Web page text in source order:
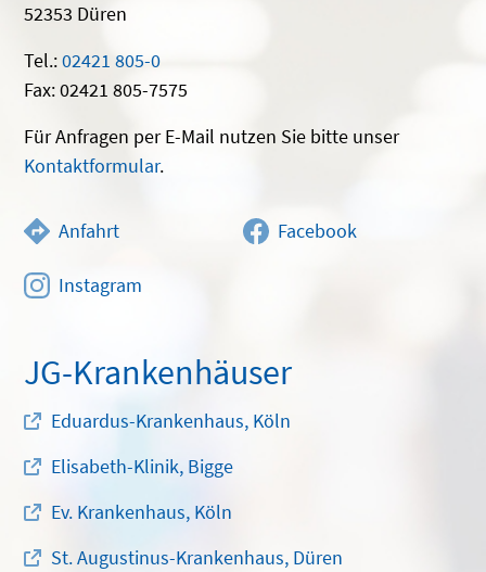
52353 Düren
Tel.:02421 805-0
Fax: 02421 805-7575
Für Anfragen per E-Mail nutzen Sie bitte unser
Kontaktformular.
Anfahrt Facebook
Instagram
JG-Krankenhäuser
Eduardus-Krankenhaus, Köln
Elisabeth-Klinik, Bigge
Ev. Krankenhaus, Köln
St. Augustinus-Krankenhaus, Düren